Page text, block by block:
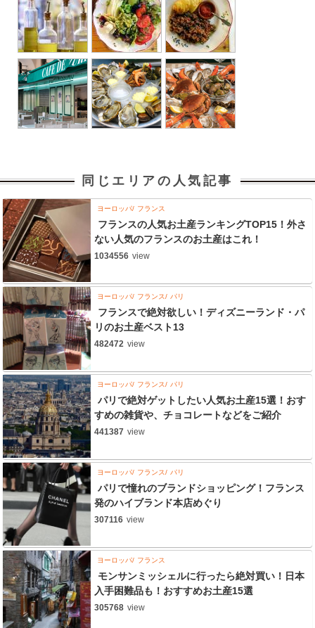
同じエリアの人気記事
ヨーロッパ フランス
フランスの人気お土産ランキングTOP15！外さ
ない人気のフランスのお土産はこれ！
1034556 view
ヨーロッパ フランス パリ
フランスで絶対欲しい！ディズニーランド・パ
リのお土産ベスト13
482472 view
ヨーロッパ フランス パリ
パリで絶対ゲットしたい人気お土産15選！おす
すめの雑貨や、チョコレートなどをご紹介
441387 view
ヨーロッパ フランス パリ
パリで憧れのブランドショッピング！フランス
発のハイブランド本店めぐり
307116 view
ヨーロッパ フランス
モンサンミッシェルに行ったら絶対買い！日本
入手困難品も！おすすめお土産15選
305768 view